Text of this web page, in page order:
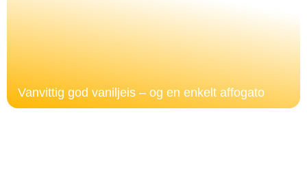
Vanvittig god vaniljeis – og en enkelt affogato